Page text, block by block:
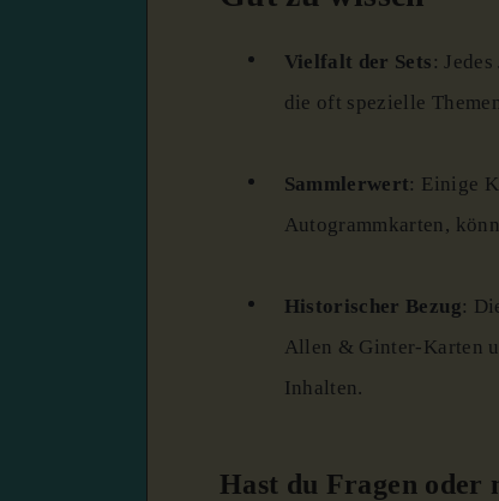
Vielfalt der Sets :
die oft spezielle
Sammlerwert: Einige
Autogrammkarten,
Historischer Bezug :
Allen & Ginter-Karten
Inhalten.
Hast du Fragen oder